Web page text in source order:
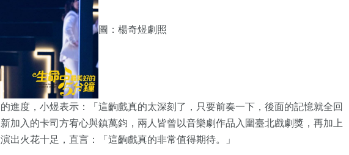
圖：楊奇煜劇照
進度，小煜表示：「這齣戲真的太深刻了，只要前奏一下，後面的記憶就全回
加入的卡司方宥心與鎮萬鈞，兩人皆曾以音樂劇作品入圍臺北戲劇獎，再加上
出火花十足，直言：「這齣戲真的非常值得期待。」